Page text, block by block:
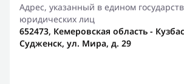
Адрес, указанный в едином
юридических лиц
652473, Кемеровская область -
Судженск, ул. Мира, д. 29